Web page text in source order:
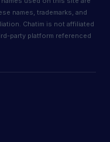
names, trademarks, and
Chatim is not affiliated
party platform referenced